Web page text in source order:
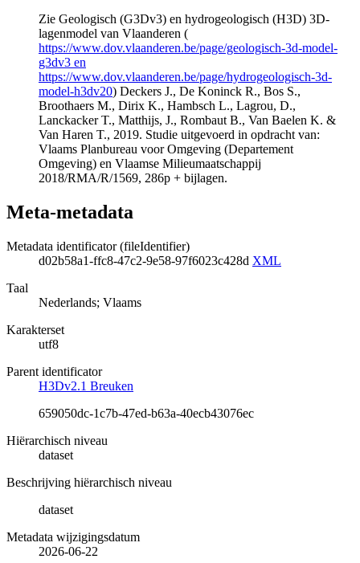
Zie Geologisch (G3Dv3) en hydrogeologisch (H3D) 3D-
lagenmodel van Vlaanderen (
https://www.dov.vlaanderen.be/page/geologisch-3d-model-
g3dv3 en
https://www.dov.vlaanderen.be/page/hydrogeologisch-3d-
model-h3dv20) Deckers J., De Koninck R., Bos S.,
Broothaers M., Dirix K., Hambsch L., Lagrou, D.,
Lanckacker T., Matthijs, J., Rombaut B., Van Baelen K. &
Van Haren T., 2019. Studie uitgevoerd in opdracht van:
Vlaams Planbureau voor Omgeving (Departement
Omgeving) en Vlaamse Milieumaatschappij
2018/RMA/R/1569, 286p + bijlagen.
Meta-metadata
Metadata identificator (fileIdentifier)
d02b58a1-ffc8-47c2-9e58-97f6023c428d XML
Taal
Nederlands; Vlaams
Karakterset
utf8
Parent identificator
H3Dv2.1 Breuken
659050dc-1c7b-47ed-b63a-40ecb43076ec
Hiërarchisch niveau
dataset
Beschrijving hiërarchisch niveau
dataset
Metadata wijzigingsdatum
2026-06-22